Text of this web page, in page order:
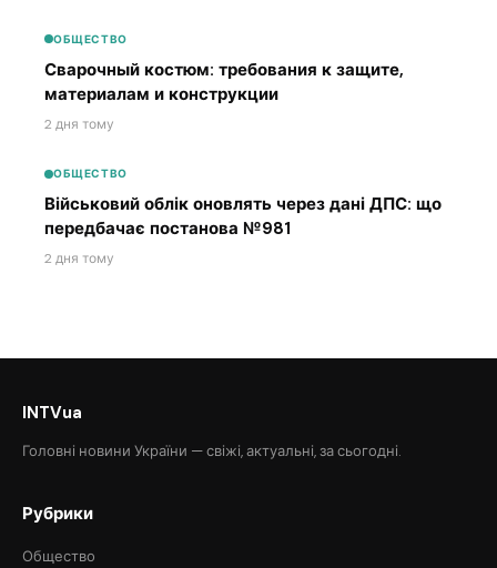
ОБЩЕСТВО
Сварочный костюм: требования к защите,
материалам и конструкции
2 дня тому
ОБЩЕСТВО
Військовий облік оновлять через дані ДПС: що
передбачає постанова №981
2 дня тому
INTVua
Головні новини України — свіжі, актуальні, за сьогодні.
Рубрики
Общество